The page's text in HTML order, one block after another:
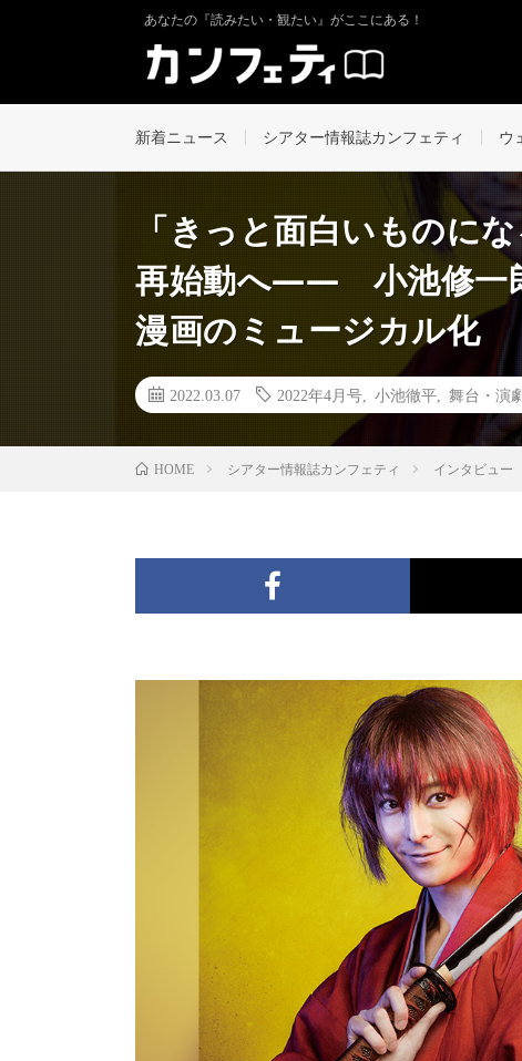
あなたの『読みたい・観たい』がここにある！
新着ニュース シアター情報誌カンフェティ ウ
「きっと面白いものに
再始動へ―― 小池修一
漫画のミュージカル化
2022.03.07 2022年4月号 小池徹平 舞台・演劇
HOME シアター情報誌カンフェティ インタビュー